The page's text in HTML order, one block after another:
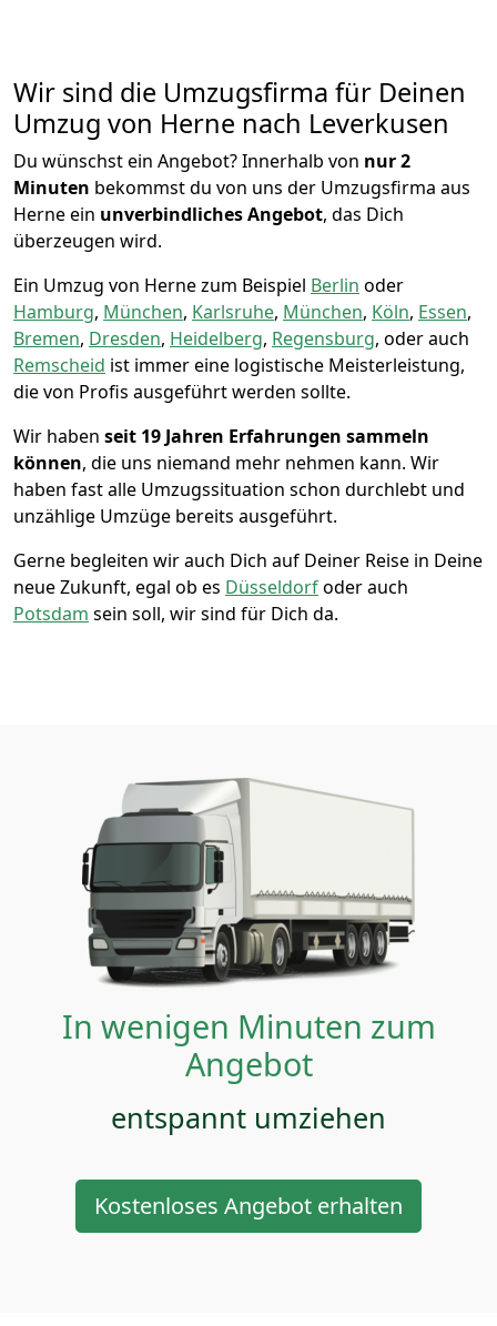
Wir sind die Umzugsfirma für Deinen
Umzug von Herne nach Leverkusen
Du wünschst ein Angebot? Innerhalb von nur 2
Minuten bekommst du von uns der Umzugsfirma aus
Herne ein unverbindliches Angebot, das Dich
überzeugen wird.
Ein Umzug von Herne zum Beispiel Berlin oder
Hamburg, München, Karlsruhe, München, Köln, Essen,
Bremen, Dresden, Heidelberg, Regensburg, oder auch
Remscheid ist immer eine logistische Meisterleistung,
die von Profis ausgeführt werden sollte.
Wir haben seit 19 Jahren Erfahrungen sammeln
können, die uns niemand mehr nehmen kann. Wir
haben fast alle Umzugssituation schon durchlebt und
unzählige Umzüge bereits ausgeführt.
Gerne begleiten wir auch Dich auf Deiner Reise in Deine
neue Zukunft, egal ob es Düsseldorfoder auch
Potsdam sein soll, wir sind für Dich da.
In wenigen Minuten zum
Angebot
entspannt umziehen
Kostenloses Angebot erhalten